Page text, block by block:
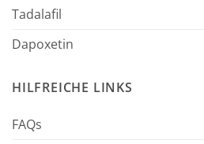
Tadalafil
Dapoxetin
HILFREICHE LINKS
FAQs